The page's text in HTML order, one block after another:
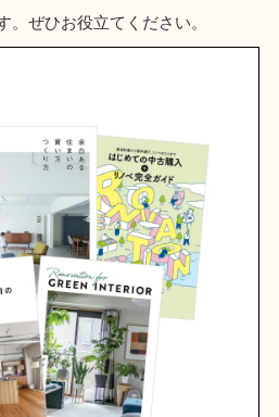
。ぜひお役立てください。